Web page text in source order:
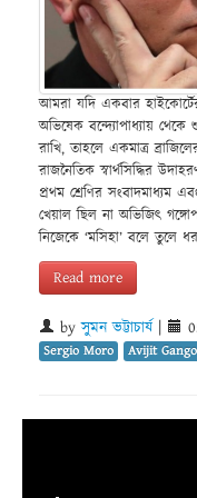
আমরা যদি একবার
অভিষেক বন্দ্যোপাধ্যায়
রাখি, তাহলে একমাত্র
রাজনৈতিক স্বার্থসিদ্ধির
প্রথম শ্রেণির সংবাদমাধ্যম
খেয়াল ছিল না অভিজিৎ
নিজেকে ‘মসিহা’ বলে তুলে
Read more
byসুমন ভট্টাচার্য
Sergio Moro Avijit